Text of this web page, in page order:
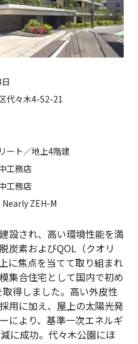
代々木4-52-21
ート／地上4階建
工務店
工務店
ZEH-M
設され、高い環境性能を満
炭素およびQOL（クオリ
に焦点を当てて取り組まれ
集合住宅として国内で初め
得しました。高い外皮性
用に加え、屋上の太陽光発
により、基準一次エネルギ
に成功。代々木公園にほ